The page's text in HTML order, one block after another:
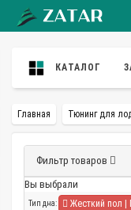
КАТАЛОГ
Главная Тюнинг для
Фильтр товаров
Вы выбрали
Тип дна: Жесткий пол |